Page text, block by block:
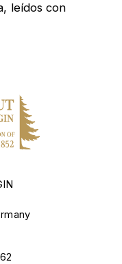
leídos con